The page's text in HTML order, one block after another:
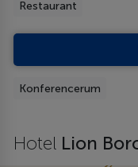
Restaurant
Konferencerum
Hotel Lion